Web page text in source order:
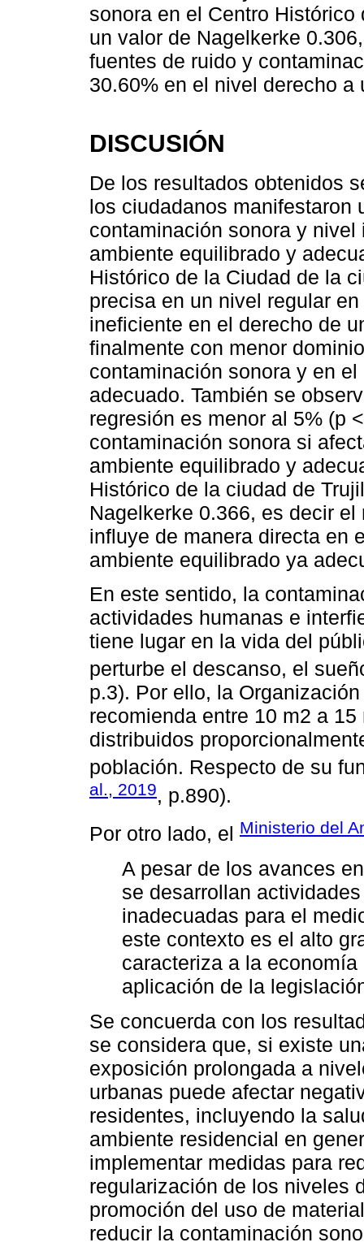
sonora en el Centro
un valor de Nagelkerke
fuentes de ruido y
30.60% en el nivel derecho
DISCUSIÓN
De los resultados obtenidos
los ciudadanos manifestaron
contaminación sonora y
ambiente equilibrado y
Histórico de la Ciudad de la
precisa en un nivel regular
ineficiente en el derecho de
finalmente con menor
contaminación sonora y en
adecuado. También se
regresión es menor al 5% (p
contaminación sonora si
ambiente equilibrado y
Histórico de la ciudad de
Nagelkerke 0.366, es decir
influye de manera directa en
ambiente equilibrado ya
En este sentido, la
actividades humanas e
tiene lugar en la vida del
perturbe el descanso, el
p.3). Por ello, la
recomienda entre 10 m2 a
distribuidos
población. Respecto de su
al., 2019, p.890).
Por otro lado, el Ministerio del
A pesar de los avances
se desarrollan
inadecuadas para el
este contexto es el alto
caracteriza a la
aplicación de la
Se concuerda con los
se considera que, si existe
exposición prolongada a
urbanas puede afectar
residentes, incluyendo la
ambiente residencial en
implementar medidas para
regularización de los niveles
promoción del uso de
reducir la contaminación